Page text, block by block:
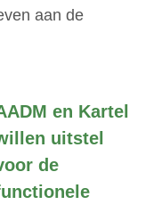
aan de
en Kartel
uitstel
de